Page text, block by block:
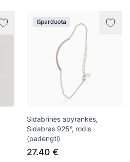
Išparduota
Sidabrinės apyrankės,
Sidabras 925°, rodis
(padengti)
27.40 €